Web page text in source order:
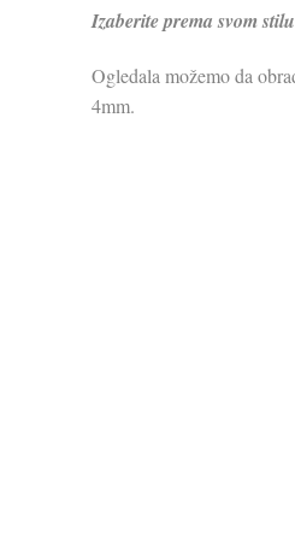
Izaberite prema svom
Ogledala možemo da
4mm.